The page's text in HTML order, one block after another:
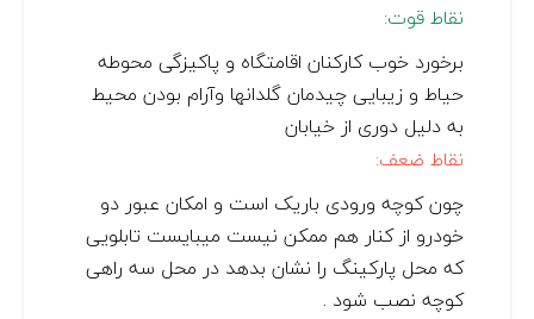
نقاط قوت:
برخورد خوب کارکنان اقامتگاه و پاکیزگی محوطه
حیاط و زیبایی چیدمان گلدانها وآرام بودن محیط
به دلیل دوری از خیابان
نقاط ضعف:
چون کوچه ورودی باریک است و امکان عبور دو
خودرو از کنار هم ممکن نیست میبایست تابلویی
که محل پارکینگ را نشان بدهد در محل سه راهی
کوچه نصب شود .